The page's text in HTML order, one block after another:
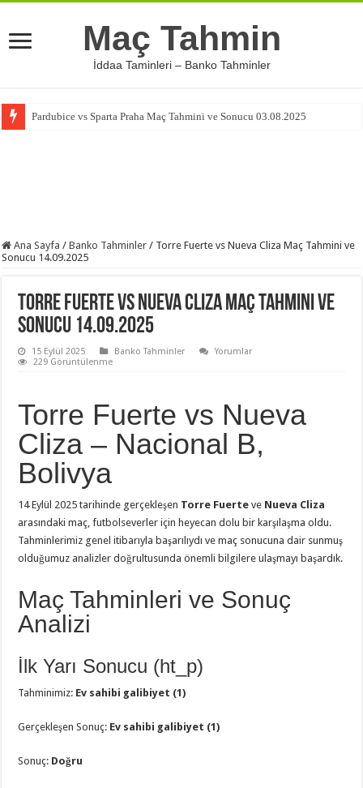
Maç Tahmin
İddaa Taminleri – Banko Tahminler
Pardubice vs Sparta Praha Maç Tahmini ve Sonucu 03.08.2025
Ana Sayfa / Banko Tahminler / Torre Fuerte vs Nueva Cliza Maç Tahmini ve
Sonucu 14.09.2025
Torre Fuerte vs Nueva Cliza Maç Tahmini ve
Sonucu 14.09.2025
15 Eylül 2025 Banko Tahminler
Yorumlar
229 Görüntülenme
Torre Fuerte vs Nueva
Cliza – Nacional B,
Bolivya
14 Eylül 2025 tarihinde gerçekleşen Torre Fuerte ve Nueva Cliza
arasındaki maç, futbolseverler için heyecan dolu bir karşılaşma oldu.
Tahminlerimiz genel itibarıyla başarılıydı ve maç sonucuna dair sunmuş
olduğumuz analizler doğrultusunda önemli bilgilere ulaşmayı başardık.
Maç Tahminleri ve Sonuç
Analizi
İlk Yarı Sonucu (ht_p)
Tahminimiz: Ev sahibi galibiyet (1)
Gerçekleşen Sonuç: Ev sahibi galibiyet (1)
Sonuç: Doğru